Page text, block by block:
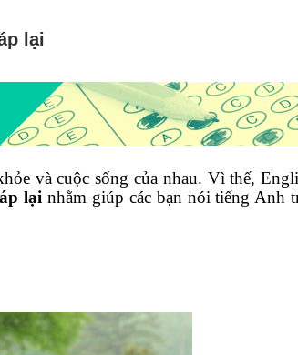
lại
và cuộc sống của nhau. Vì thế,
lại nhằm giúp các bạn nói tiếng Anh